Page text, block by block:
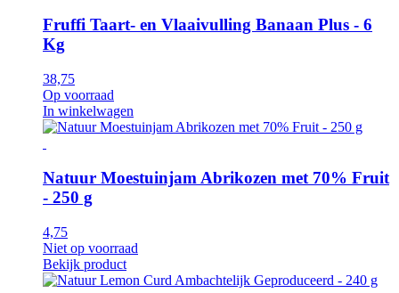
Fruffi Taart- en Vlaaivulling Banaan Plus - 6
Kg
38,75
Op voorraad
In winkelwagen
Natuur Moestuinjam Abrikozen met 70% Fruit
- 250 g
4,75
Niet op voorraad
Bekijk product